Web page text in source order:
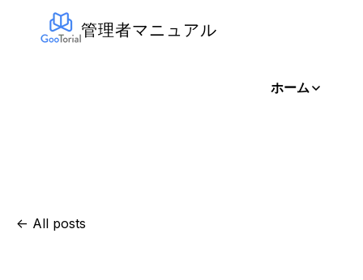
管理者マニュアル
ホーム
All posts